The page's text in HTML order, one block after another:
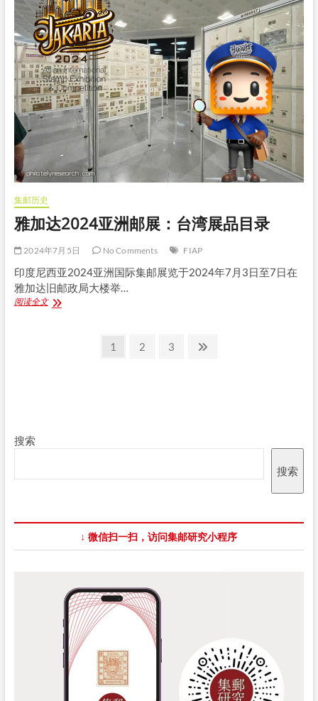
邮
展：
香
港
展
品
目
录
集邮历史
雅加达2024亚洲邮展：台湾展品目录
2024年7月5日 No Comments FIAP
印度尼西亚2024亚洲国际集邮展览于2024年7月3日至7日在
雅加达旧邮政局大楼举…
阅读全文雅
Page
1 Page
2 Page
3
Next
搜索
搜索
↓ 微信扫一扫，访问集邮研究小程序